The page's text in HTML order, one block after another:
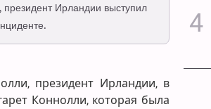
Ирландии выступил
президент Ирландии, в
Коннолли, которая была